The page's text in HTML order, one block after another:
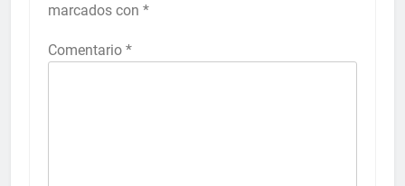
marcados con *
Comentario *